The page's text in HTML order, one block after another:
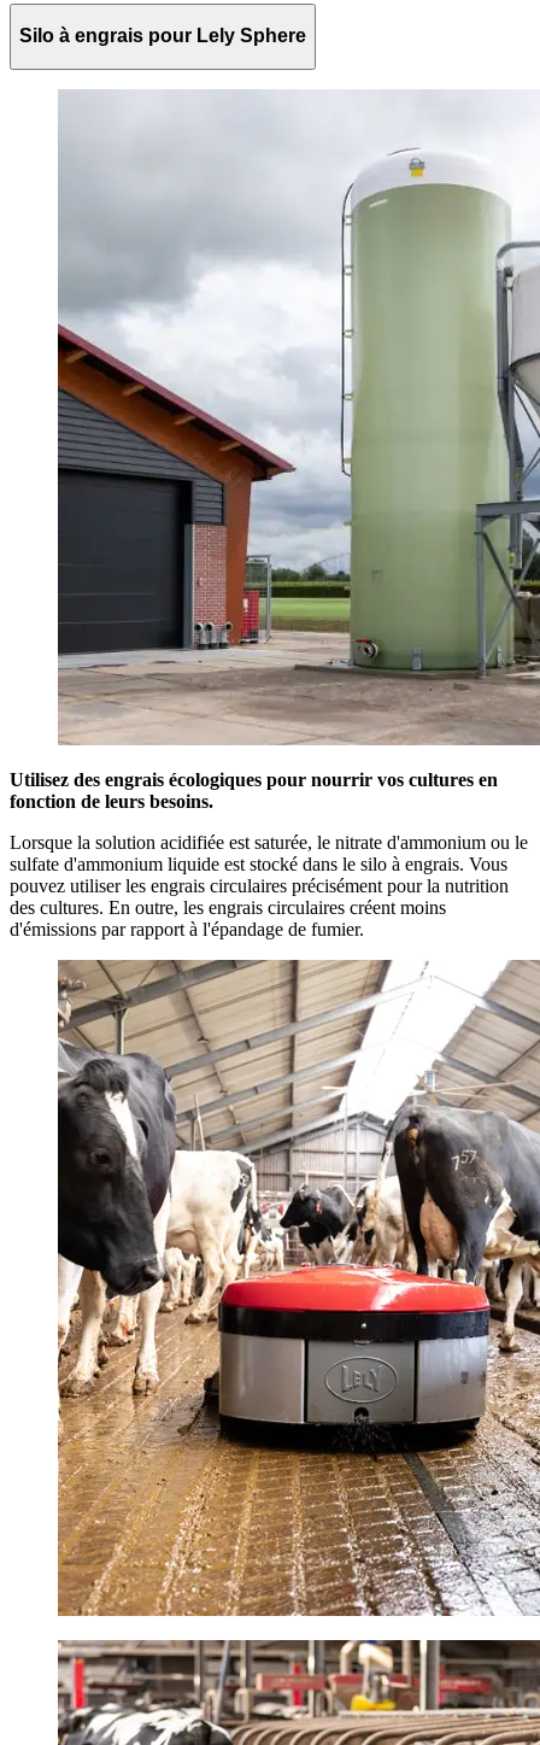
Silo à engrais pour Lely Sphere
Utilisez des engrais écologiques pour nourrir vos cultures en
fonction de leurs besoins.
Lorsque la solution acidifiée est saturée, le nitrate d'ammonium ou le
sulfate d'ammonium liquide est stocké dans le silo à engrais. Vous
pouvez utiliser les engrais circulaires précisément pour la nutrition
des cultures. En outre, les engrais circulaires créent moins
d'émissions par rapport à l'épandage de fumier.